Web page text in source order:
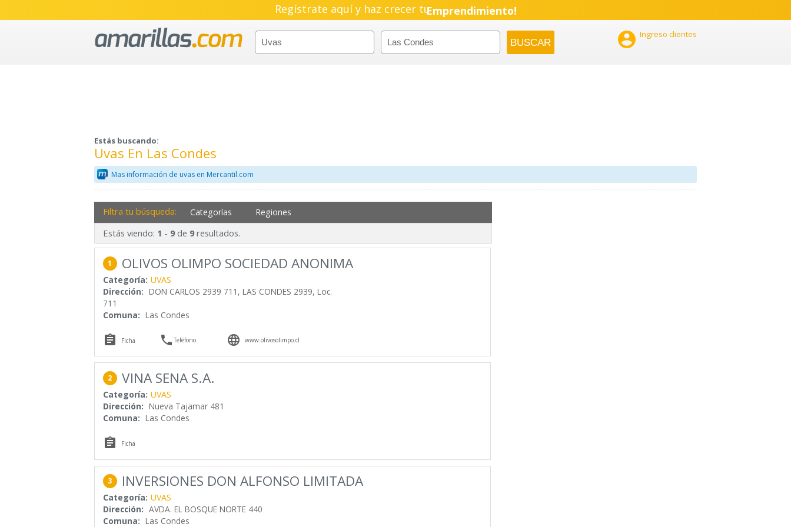
Regístrate aquí y haz crecer tuEmprendimiento!
 Ingreso clientes
Estás buscando:
Uvas En Las Condes
Mas información de uvas en Mercantil.com
Filtra tu búsqueda: Categorías Regiones
Estás viendo: 1 - 9de 9resultados.
1 OLIVOS OLIMPO SOCIEDAD ANONIMA
Categoría: UVAS
Dirección: DON CARLOS 2939 711, LAS CONDES 2939, Loc.
711
Comuna: Las Condes
 Ficha Teléfono  www.olivosolimpo.cl
2 VINA SENA S.A.
Categoría: UVAS
Dirección: Nueva Tajamar 481
Comuna: Las Condes
 Ficha
3 INVERSIONES DON ALFONSO LIMITADA
Categoría: UVAS
Dirección: AVDA. EL BOSQUE NORTE 440
Comuna: Las Condes